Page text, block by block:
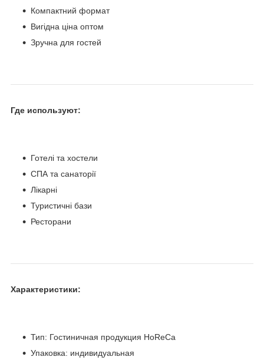
Компактний формат
Вигідна ціна оптом
Зручна для гостей
Где используют:
Готелі та хостели
СПА та санаторії
Лікарні
Туристичні бази
Ресторани
Характеристики:
Тип: Гостиничная продукция HoReCa
Упаковка: индивидуальная